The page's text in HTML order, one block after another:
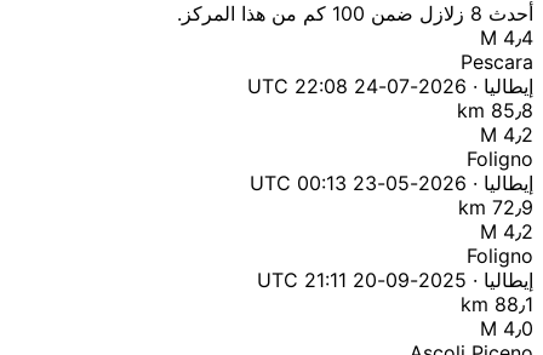
أحدث 8 زلازل ضمن 100 كم من هذا المركز.
M 4٫4
Pescara
إيطاليا · 2026-07-24 22:08 UTC
85٫8 km
M 4٫2
Foligno
إيطاليا · 2026-05-23 00:13 UTC
72٫9 km
M 4٫2
Foligno
إيطاليا · 2025-09-20 21:11 UTC
88٫1 km
M 4٫0